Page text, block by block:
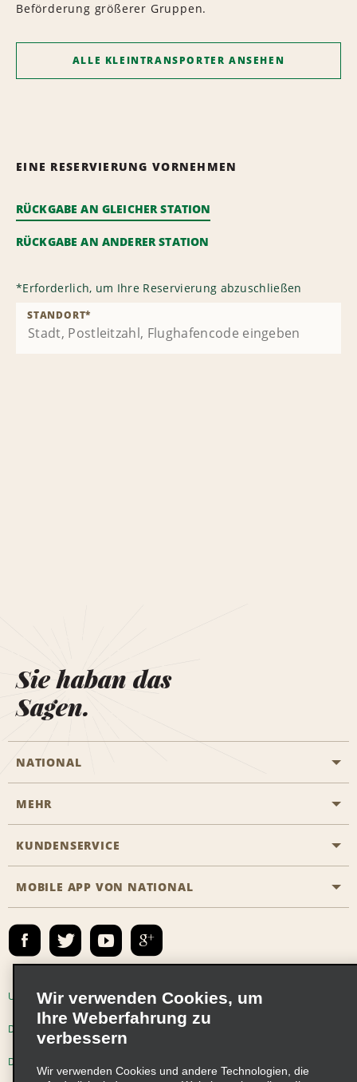
Beförderung größerer Gruppen.
ALLE KLEINTRANSPORTER ANSEHEN
EINE RESERVIERUNG VORNEHMEN
RÜCKGABE AN GLEICHER STATION
RÜCKGABE AN ANDERER STATION
*Erforderlich, um Ihre Reservierung abzuschließen
STANDORT*
Sie haban das
Sagen.
NATIONAL
Eine Reservierung vornehmen
Das Business Rental Programm
Emerald Club Anmelden
MEHR
Karriere
KUNDENSERVICE
Barrierefreiheit
Kontakt
E-Mail anmelden
MOBILE APP VON NATIONAL
Unternehmensinformationen Nutzungsbedingungen
Datenschutzrichtlinie Cookie-Richtlinie
Datenschutzoptionen
Wir verwenden Cookies, um
Ihre Weberfahrung zu
verbessern
Wir verwenden Cookies und andere Technologien, die